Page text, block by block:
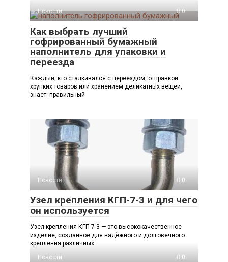
Новости 0
Как выбрать лучший
гофрированный бумажный
наполнитель для упаковки и
переезда
Каждый, кто сталкивался с переездом, отправкой
хрупких товаров или хранением деликатных вещей,
знает: правильный
Новости 0
Узел крепления КГП-7-3 и для чего
он используется
Узел крепления КГП-7-3 — это высококачественное
изделие, созданное для надёжного и долговечного
крепления различных
Новости
0